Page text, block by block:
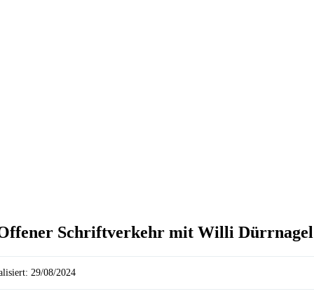
Schriftverkehr mit Willi Dürrnagel
29/08/2024